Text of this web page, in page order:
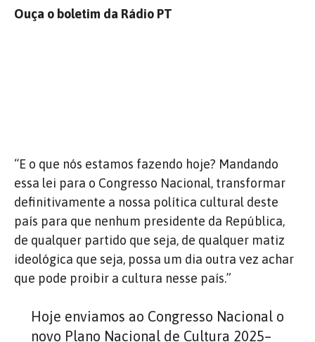
Ouça o boletim da Rádio PT
“E o que nós estamos fazendo hoje? Mandando
essa lei para o Congresso Nacional, transformar
definitivamente a nossa política cultural deste
país para que nenhum presidente da República,
de qualquer partido que seja, de qualquer matiz
ideológica que seja, possa um dia outra vez achar
que pode proibir a cultura nesse país.”
Hoje enviamos ao Congresso Nacional o
novo Plano Nacional de Cultura 2025–